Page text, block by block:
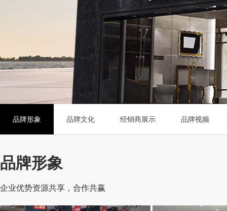
品牌形象 品牌文化 经销商展示 品牌视频
品牌形象
企业优势资源共享，合作共赢